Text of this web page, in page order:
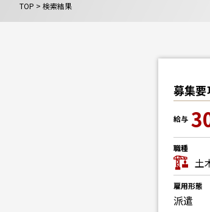
TOP > 検索結果
募集要
給与
職種
土
雇用形態
派遣